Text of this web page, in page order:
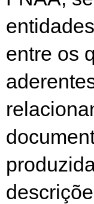
entre os